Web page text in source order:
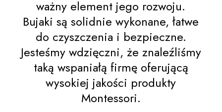
ważny element jego rozwoju.
Bujaki są solidnie wykonane, łatwe
do czyszczenia i bezpieczne.
Jesteśmy wdzięczni, że znaleźliśmy
taką wspaniałą firmę oferującą
wysokiej jakości produkty
Montessori.